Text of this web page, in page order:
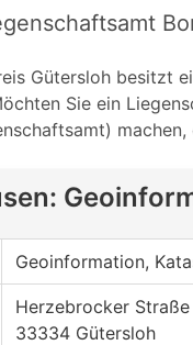
Gütersloh besitzt
Sie ein
Geoinformation,
Herzebrocker Straße
33334 Gütersloh